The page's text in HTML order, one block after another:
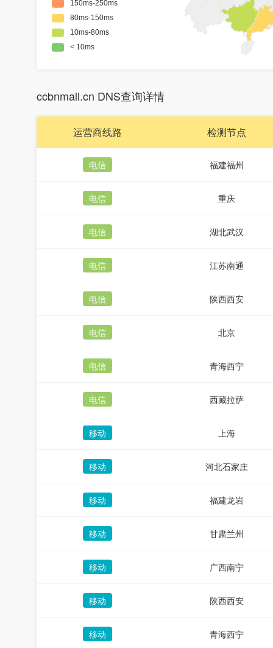
ccbnmall.cn DNS查询详情
运营商线路 检测节点
电信 福建福州
电信 重庆
电信 湖北武汉
电信 江苏南通
电信 陕西西安
电信 北京
电信 青海西宁
电信 西藏拉萨
移动 上海
移动 河北石家庄
移动 福建龙岩
移动 甘肃兰州
移动 广西南宁
移动 陕西西安
移动 青海西宁